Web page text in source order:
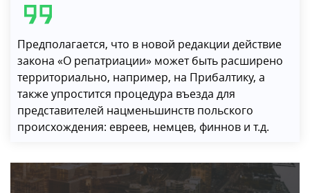
Предполагается, что в новой редакции действие
закона «О репатриации» может быть расширено
территориально, например, на Прибалтику, а
также упростится процедура въезда для
представителей нацменьшинств польского
происхождения: евреев, немцев, финнов и т.д.